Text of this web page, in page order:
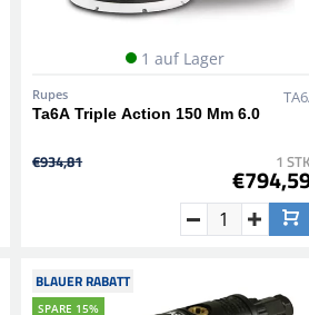
1 auf Lager
Rupes
Ta6A Triple Action 150 Mm 6.0
€934,81 1 STK
BLAUER RABATT
SPARE 15%